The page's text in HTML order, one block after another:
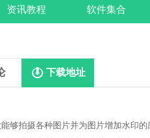
资讯教程 软件集合
下载地址
拍摄各种图片并为图片增加水印的